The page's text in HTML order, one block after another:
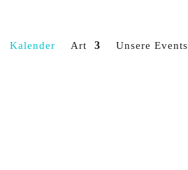
Kalender Art Unsere Events